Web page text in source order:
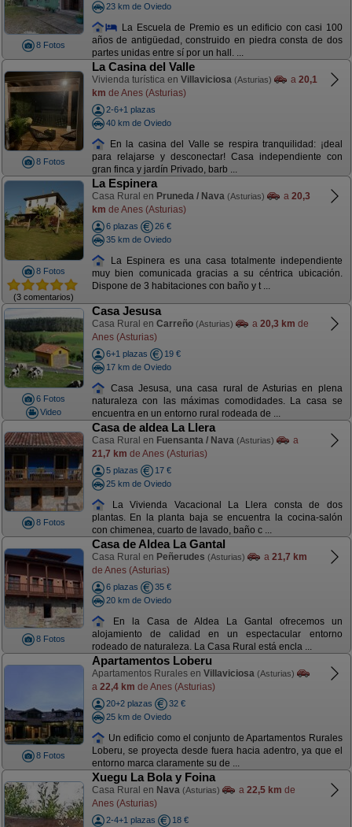
8 Fotos
23 km de Oviedo
La Escuela de Premio es un edificio con casi 100
años de antigüedad, construido en piedra consta de dos
partes unidas entre sí por un hall. ...
8 Fotos
La Casina del Valle
Vivienda turística en Villaviciosa (Asturias) a 20,1
km de Anes (Asturias)
2-6+1 plazas
40 km de Oviedo
En la casina del Valle se respira tranquilidad: ¡deal
para relajarse y desconectar! Casa independiente con
gran finca y jardín Privado, barb ...
8 Fotos
(3 comentarios)
La Espinera
Casa Rural en Pruneda / Nava (Asturias) a 20,3
km de Anes (Asturias)
6 plazas
26 €
35 km de Oviedo
La Espinera es una casa totalmente independiente
muy bien comunicada gracias a su céntrica ubicación.
Dispone de 3 habitaciones con baño y t ...
6 Fotos
Video
Casa Jesusa
Casa Rural en Carreño (Asturias) a 20,3 km de
Anes (Asturias)
6+1 plazas
19 €
17 km de Oviedo
Casa Jesusa, una casa rural de Asturias en plena
naturaleza con las máximas comodidades. La casa se
encuentra en un entorno rural rodeada de ...
8 Fotos
Casa de aldea La Llera
Casa Rural en Fuensanta / Nava (Asturias)
a
21,7 km de Anes (Asturias)
5 plazas
17 €
25 km de Oviedo
La Vivienda Vacacional La Llera consta de dos
plantas. En la planta baja se encuentra la cocina-salón
con chimenea, cuarto de lavado, baño c ...
8 Fotos
Casa de Aldea La Gantal
Casa Rural en Peñerudes (Asturias) a 21,7 km
de Anes (Asturias)
6 plazas
35 €
20 km de Oviedo
En la Casa de Aldea La Gantal ofrecemos un
alojamiento de calidad en un espectacular entorno
rodeado de naturaleza. La Casa Rural está encla ...
8 Fotos
Apartamentos Loberu
Apartamentos Rurales en Villaviciosa (Asturias)
a 22,4 km de Anes (Asturias)
20+2 plazas
32 €
25 km de Oviedo
Un edificio como el conjunto de Apartamentos Rurales
Loberu, se proyecta desde fuera hacia adentro, ya que el
entorno marca claramente su de ...
Xuegu La Bola y Foina
Casa Rural en Nava (Asturias) a 22,5 km de
Anes (Asturias)
2-4+1 plazas
18 €